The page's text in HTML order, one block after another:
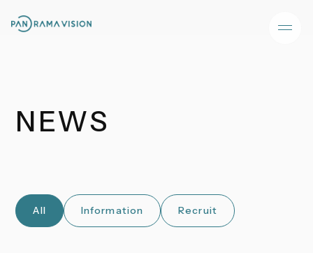
NEWS
All Information Recruit